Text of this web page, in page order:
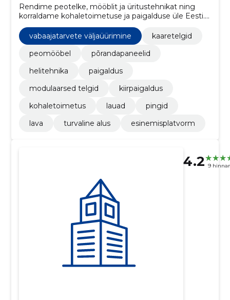
Rendime peotelke, mööblit ja üritustehnikat ning
korraldame kohaletoimetuse ja paigalduse üle Eesti.
Päringutele vastame 24 tunni jooksul; Lõuna-Eesti
parima hinna garantii kehtib tingimustel.
vabaajatarvete väljaüürimine
kaaretelgid
peomööbel
põrandapaneelid
helitehnika
paigaldus
modulaarsed telgid
kiirpaigaldus
kohaletoimetus
lauad
pingid
lava
turvaline alus esinemisplatvorm
4.2 9